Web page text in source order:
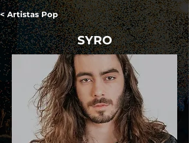
< Artistas Pop
SYRO